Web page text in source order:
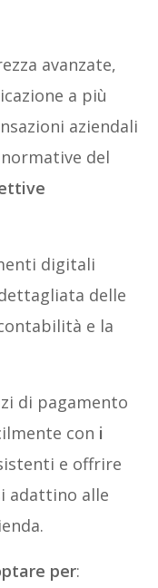
avanzate,
a più
aziendali
del
digitali
delle
e la
di pagamento
con i
e offrire
adattino alle
per: